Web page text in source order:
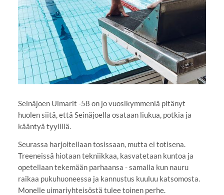
Seinäjoen Uimarit -58 on jo vuosikymmeniä pitänyt
huolen siitä, että Seinäjoella osataan liukua, potkia ja
kääntyä tyylillä.
Seurassa harjoitellaan tosissaan, mutta ei totisena.
Treeneissä hiotaan tekniikkaa, kasvatetaan kuntoa ja
opetellaan tekemään parhaansa - samalla kun nauru
raikaa pukuhuoneessa ja kannustus kuuluu katsomosta.
Monelle uimariyhteisöstä tulee toinen perhe.